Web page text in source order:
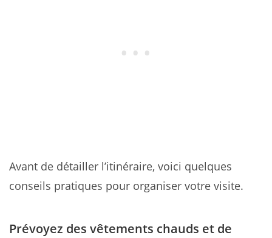
Avant de détailler l’itinéraire, voici quelques
conseils pratiques pour organiser votre visite.
Prévoyez des vêtements chauds et de